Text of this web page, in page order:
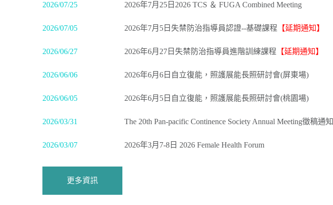
2026/07/25 2026年7月25日2026 TCS ＆ FUGA Combined Meeting
2026/07/05 2026年7月5日失禁防治指導員認證--基礎課程 【延期通知】
2026/06/27 2026年6月27日失禁防治指導員進階訓練課程 【延期通知】
2026/06/06 2026年6月6日自立復能，照護展能長照研討會(屏東場)
2026/06/05 2026年6月5日自立復能，照護展能長照研討會(桃園場)
2026/03/31 The 20th Pan-pacific Continence Society Annual Meeting徵稿通知
2026/03/07 2026年3月7-8日 2026 Female Health Forum
更多資訊